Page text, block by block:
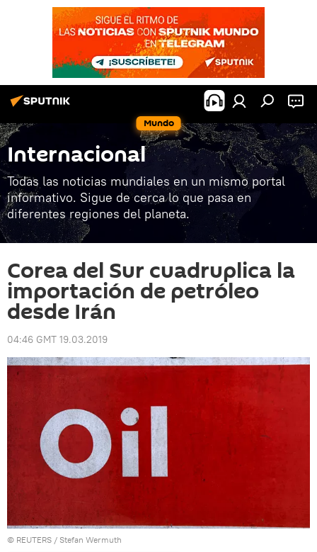
Mundo
Internacional
Todas las noticias mundiales en un mismo portal
informativo. Sigue de cerca lo que pasa en
diferentes regiones del planeta.
Corea del Sur cuadruplica la
importación de petróleo
desde Irán
04:46 GMT 19.03.2019
© REUTERS / Stefan Wermuth